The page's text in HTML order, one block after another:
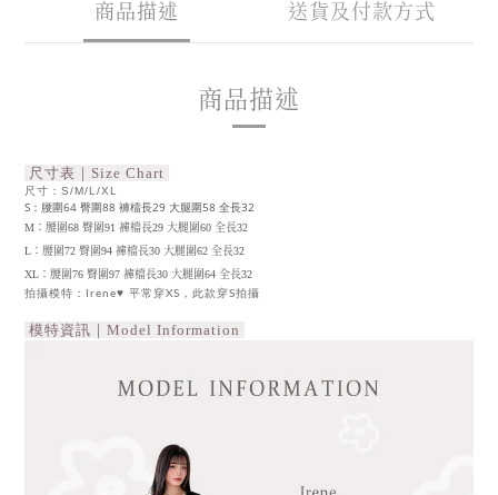
商品描述 送貨及付款方式
商品描述
尺寸表｜Size Chart
尺寸：S/M/L/XL
S：腰圍64 臀圍88 褲檔長29 大腿圍58 全長32
M：腰圍68 臀圍91 褲檔長29 大腿圍60 全長32
L：腰圍72 臀圍94 褲檔長30 大腿圍62 全長32
XL：腰圍76 臀圍97 褲檔長30 大腿圍64 全長32
拍攝模特：Irene♥ 平常穿XS，此款穿S拍攝
模特資訊｜Model Information